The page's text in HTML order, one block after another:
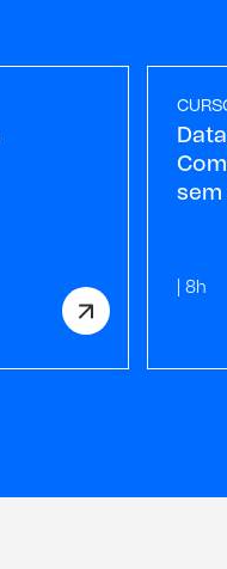
| 8h